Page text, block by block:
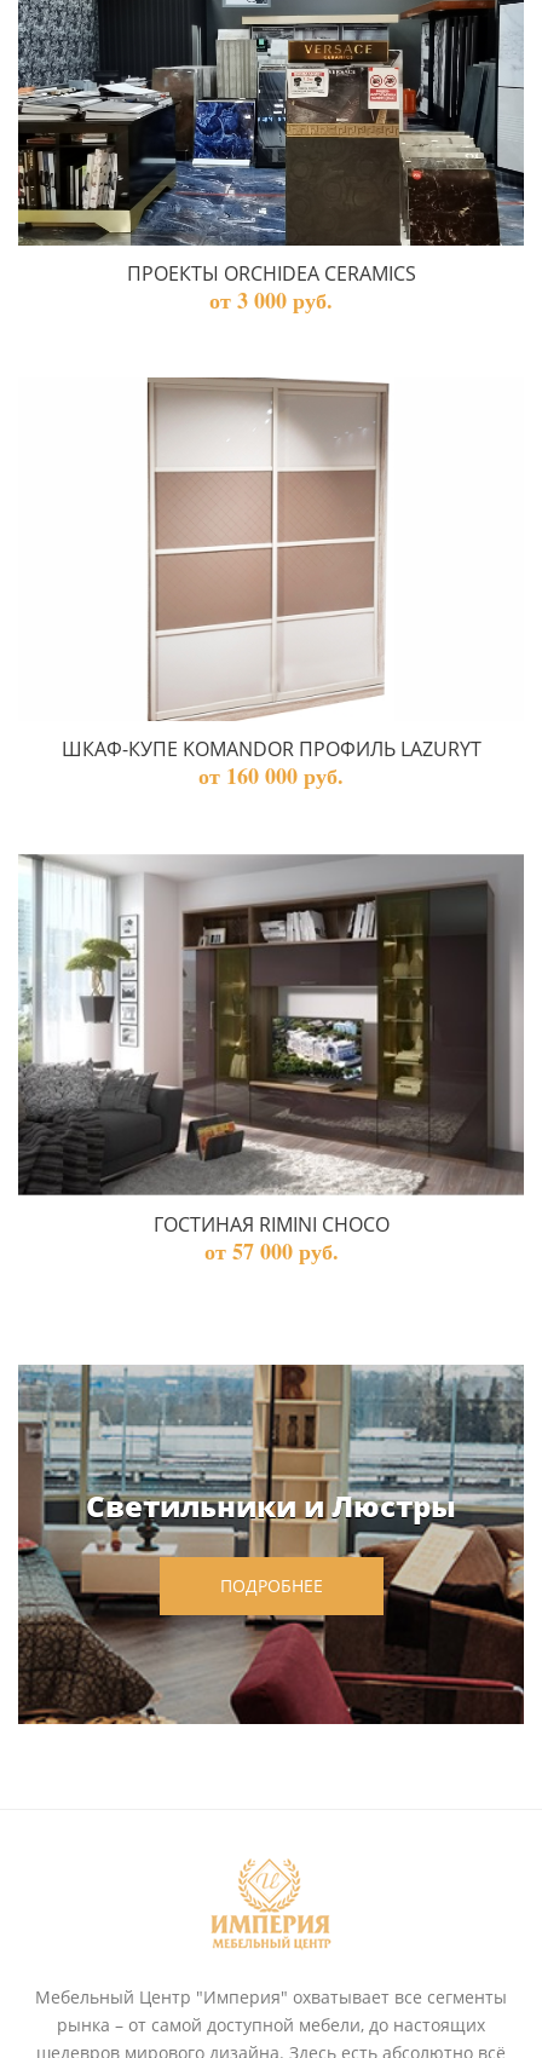
ПРОЕКТЫ ORCHIDEA CERAMICS
от 3 000 руб.
ШКАФ-КУПЕ KOMANDOR ПРОФИЛЬ LAZURYT
от 160 000 руб.
ГОСТИНАЯ RIMINI CHOCO
от 57 000 руб.
Светильники и Люстры
ПОДРОБНЕЕ
Мебельный Центр "Империя" охватывает все сегменты
рынка – от самой доступной мебели, до настоящих
шедевров мирового дизайна. Здесь есть абсолютно всё